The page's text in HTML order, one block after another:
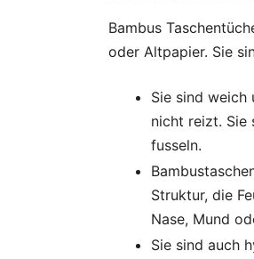
Bambus
oder Altpapier. Sie
Sie sind weich
nicht reizt. Sie
fusseln.
Struktur, die
Nase, Mund
Sie sind auch